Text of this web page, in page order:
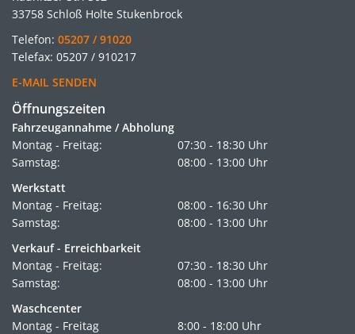
33758 Schloß Holte Stukenbrock
Telefon: 05207 / 91020
Telefax: 05207 / 910217
E-MAIL SENDEN
Öffnungszeiten
Fahrzeugannahme / Abholung
Montag - Freitag:
07:30 - 18:30 Uhr
Samstag:
08:00 - 13:00 Uhr
Werkstatt
Montag - Freitag:
08:00 - 16:30 Uhr
Samstag:
08:00 - 13:00 Uhr
Verkauf - Erreichbarkeit
Montag - Freitag:
07:30 - 18:30 Uhr
Samstag:
08:00 - 13:00 Uhr
Waschcenter
Montag - Freitag
8:00 - 18:00 Uhr